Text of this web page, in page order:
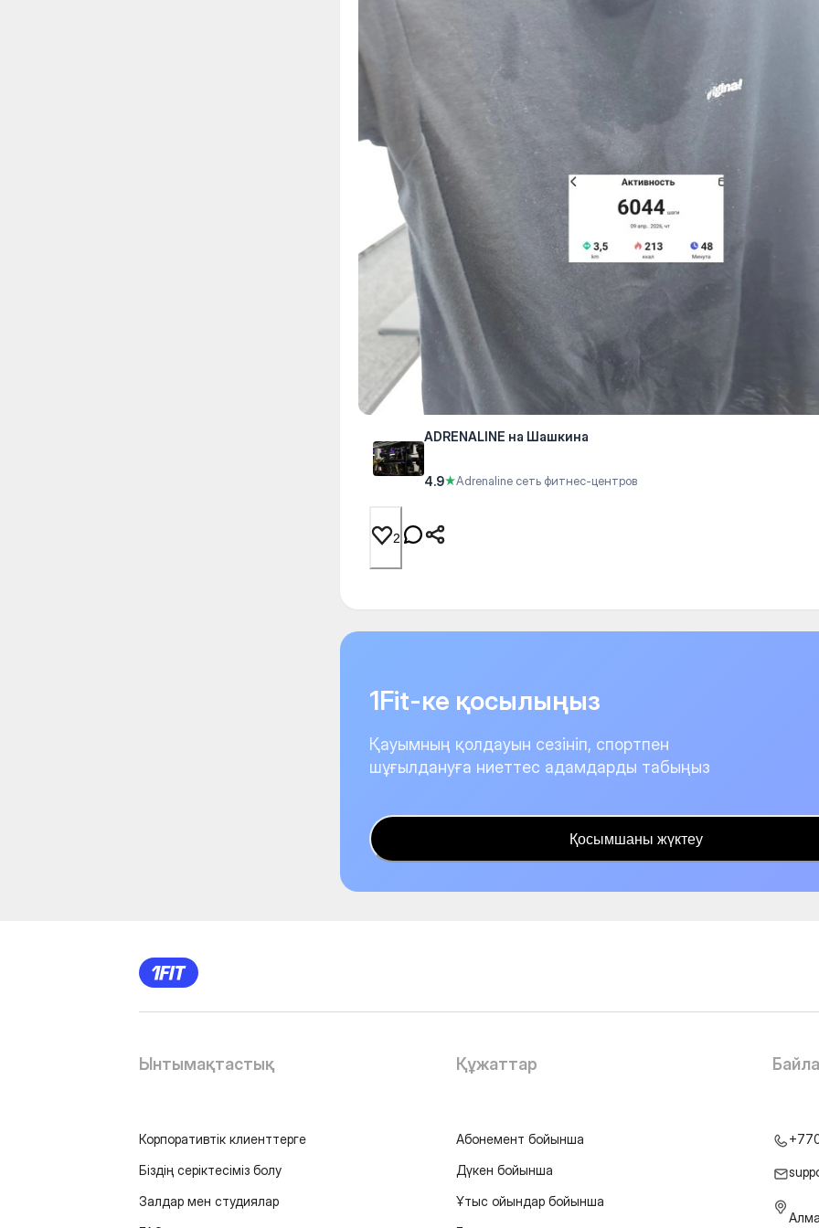
ADRENALINE на Шашкина
4.9★Adrenaline сеть фитнес-центров
2
1Fit-ке қосылыңыз
Қауымның қолдауын сезініп, спортпен
шұғылдануға ниеттес адамдарды табыңыз
Қосымшаны жүктеу
Ынтымақтастық
Корпоративтік клиенттерге
Біздің серіктесіміз болу
Залдар мен студиялар
Құжаттар
Абонемент бойынша
Дүкен бойынша
Ұтыс ойындар бойынша